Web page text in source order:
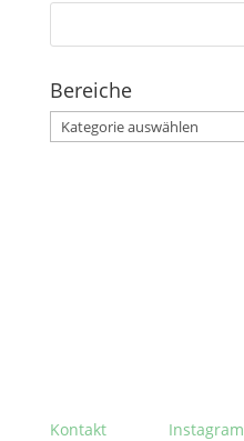
Suchen
Bereiche
Bereiche
Kontakt Instagram